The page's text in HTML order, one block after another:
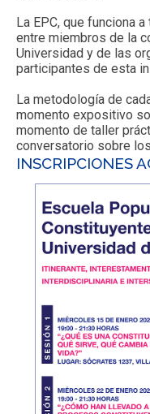
La EPC, que funciona
entre miembros de la
Universidad y de las
participantes de esta
La metodología de
momento expositivo
momento de taller
conversatorio sobre
INSCRIPCIONES